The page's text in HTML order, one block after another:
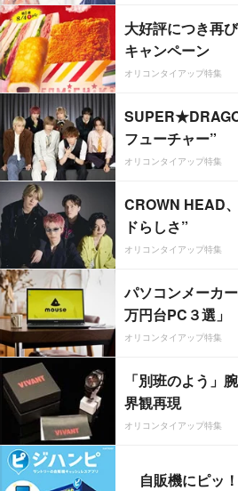
大好評につき再
キャンペーン
オリコンタイアップ特集
フューチャー”
オリコンタイアップ特集
CROWN HEAD
ドらしさ”
オリコンタイアップ特集
パソコンメーカ
万円台PC３選」
オリコンタイアップ特集
「別班のよう」
界観再現
オリコンタイアップ特集
自販機にピッ